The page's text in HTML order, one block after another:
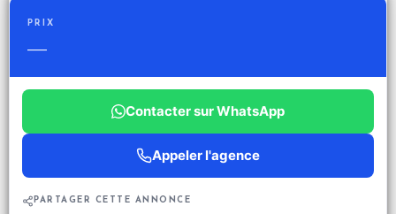
PRIX
—
Contacter sur WhatsApp
Appeler l'agence
PARTAGER CETTE ANNONCE